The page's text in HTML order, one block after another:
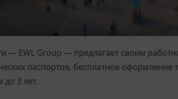
— EWL Group — предлагает своим
паспортов, бесплатное оформление
3 лет.